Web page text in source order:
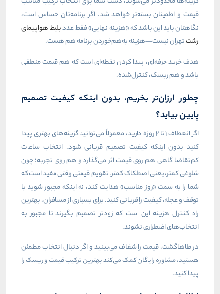
قیمت و اطمینان بسته‌تر خواهد شد. اگر برنامه‌تان حساس است،
نگاهتان باید این باشد که «هزینه نهایی» فقط عددبلیط هواپیمای
رشتتهران نیست—هزینه به‌هم‌خوردن برنامه هم هست.
هدف خرید حرفه‌ای، پیدا کردن نقطه‌ای است که هم قیمت منطقی
باشد و هم ریسک، کنترل‌شده.
چطور ارزان‌تر بخریم، بدون اینکه کیفیت تصمیم
پایین بیاید؟
اگر انعطاف ۱ تا ۲ روزه دارید، معمولاً می‌توانید گزینه‌های بهتری پیدا
کنید بدون اینکه کیفیت تصمیم قربانی شود. انتخاب ساعات
کم‌تقاضا گاهی هم روی قیمت اثر می‌گذارد و هم روی تجربه؛ چون
شلوغی کمتر، یعنی اصطکاک کمتر. تقویم قیمتی وقتی مفید است که
شما را به سمت «روز مناسب» هدایت کند، نه اینکه مجبور شوید با
توقف و عجله، کیفیت را قربانی کنید. برای بسیاری از مسافران، بهترین
راه کنترل هزینه این است که زودتر تصمیم بگیرند تا مجبور به
انتخاب‌های اضطراری نشوند.
در طاهاگشت، قیمت را شفاف می‌بینید و اگر دنبال انتخاب مطمئن
هستید، مشاوره رایگان کمک می‌کند بهترین ترکیب قیمت و ریسک را
پیدا کنید.